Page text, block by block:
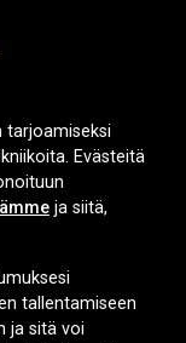
AB
tarjoamiseksi
Evästeitä
ja siitä,
tallentamiseen
ja sitä voi